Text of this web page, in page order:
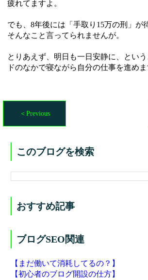
疲れてますよ。
でも、8年後には「手取り15万の刑」が
そんなこと言ってられませんが。
とりあえず、明日も一日安静に、とい
ドのなかで寝ながら自分の仕事を進めま
＜Previous
このブログを検索
おすすめ記事
ブログSEO関連
【まだ働いて消耗してるの？】
【初心者のブログ開設の仕方】